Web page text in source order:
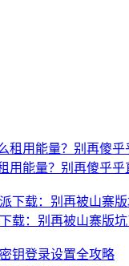
用能量？别再傻乎乎
载：别再被山寨版